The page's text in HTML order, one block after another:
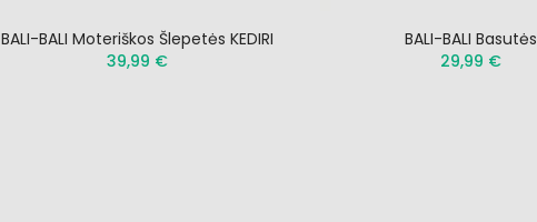
BALI-BALI Moteriškos Šlepetės KEDIRI
39,99 €
BALI-BALI Basutės
29,99 €